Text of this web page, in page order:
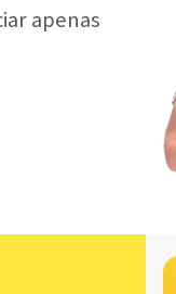
apenas